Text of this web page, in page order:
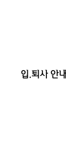
입.퇴사 안내